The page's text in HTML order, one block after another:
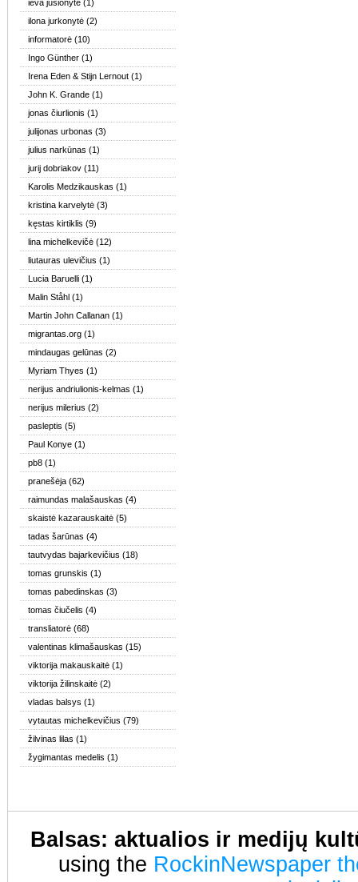
ieva jusionytė (1)
ilona jurkonytė (2)
informatorė (10)
Ingo Günther (1)
Irena Eden & Stijn Lernout (1)
John K. Grande (1)
jonas čiurlionis (1)
julijonas urbonas (3)
julius narkūnas (1)
jurij dobriakov (11)
Karolis Medzikauskas (1)
kristina karvelytė (3)
kęstas kirtiklis (9)
lina michelkevičė (12)
liutauras ulevičius (1)
Lucia Baruelli (1)
Malin Ståhl (1)
Martin John Callanan (1)
migrantas.org (1)
mindaugas gelūnas (2)
Myriam Thyes (1)
nerijus andriulionis-kelmas (1)
nerijus milerius (2)
pasleptis (5)
Paul Konye (1)
pb8 (1)
pranešėja (62)
raimundas malašauskas (4)
skaistė kazarauskaitė (5)
tadas šarūnas (4)
tautvydas bajarkevičius (18)
tomas grunskis (1)
tomas pabedinskas (3)
tomas čiučelis (4)
transliatorė (68)
valentinas klimašauskas (15)
viktorija makauskaitė (1)
viktorija žilinskaitė (2)
vladas balsys (1)
vytautas michelkevičius (79)
žilvinas lilas (1)
žygimantas medelis (1)
Balsas: aktualios ir medijų
using the RockinNewspaper